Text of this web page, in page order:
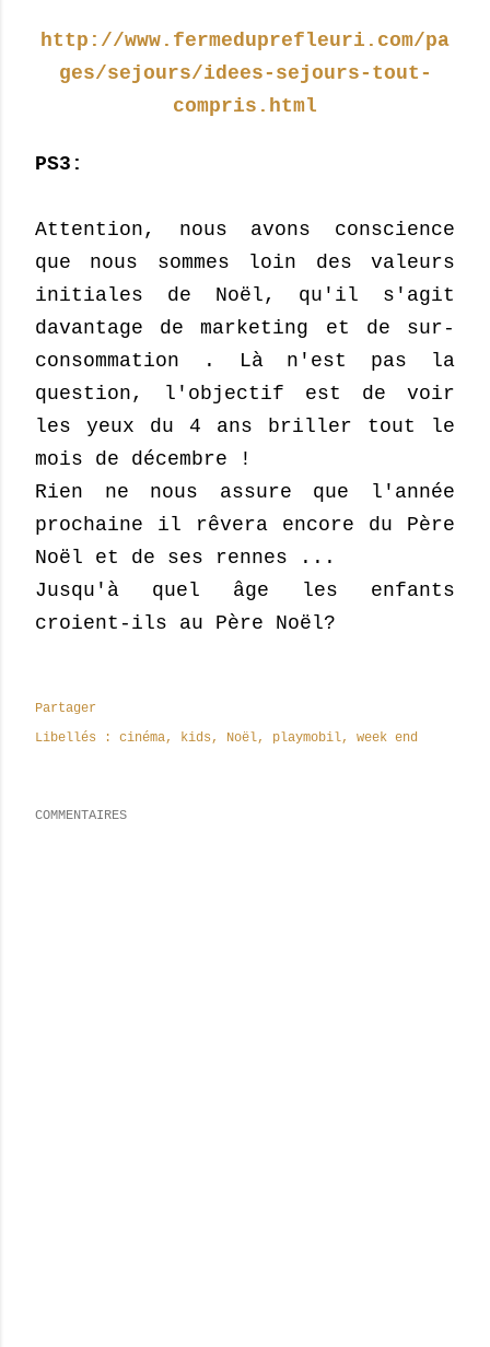
http://www.fermeduprefleuri.com/pa
ges/sejours/idees-sejours-tout-
compris.html
PS3:
Attention, nous avons conscience
que nous sommes loin des valeurs
initiales de Noël, qu'il s'agit
davantage de marketing et de sur-
consommation . Là n'est pas la
question, l'objectif est de voir
les yeux du 4 ans briller tout le
mois de décembre !
Rien ne nous assure que l'année
prochaine il rêvera encore du Père
Noël et de ses rennes ...
Jusqu'à quel âge les enfants
croient -ils au Père Noël?
Partager
Libellés :
cinéma kids Noël playmobil week end
COMMENTAIRES